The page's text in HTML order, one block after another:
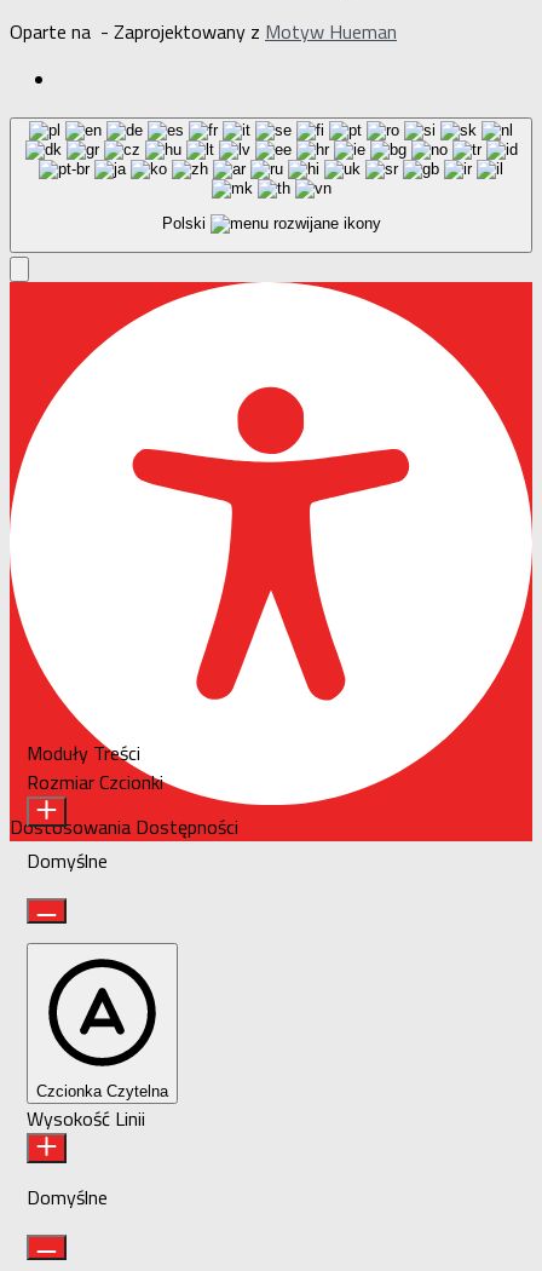
Oparte na - Zaprojektowany z Motyw Hueman
Polski
Dostosowania Dostępności
Moduły Treści
Rozmiar Czcionki
Domyślne
Czcionka Czytelna
Wysokość Linii
Domyślne